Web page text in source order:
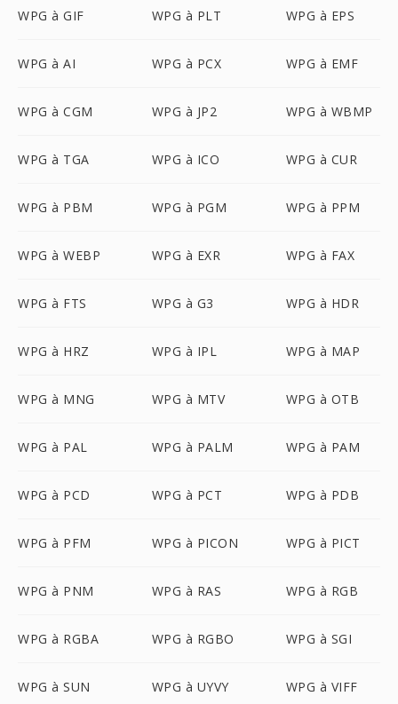
WPG à GIF WPG à PLT WPG à EPS
WPG à AI WPG à PCX WPG à EMF
WPG à CGM WPG à JP2 WPG à WBMP
WPG à TGA WPG à ICO WPG à CUR
WPG à PBM WPG à PGM WPG à PPM
WPG à WEBP WPG à EXR WPG à FAX
WPG à FTS WPG à G3 WPG à HDR
WPG à HRZ WPG à IPL WPG à MAP
WPG à MNG WPG à MTV WPG à OTB
WPG à PAL WPG à PALM WPG à PAM
WPG à PCD WPG à PCT WPG à PDB
WPG à PFM WPG à PICON WPG à PICT
WPG à PNM WPG à RAS WPG à RGB
WPG à RGBA WPG à RGBO WPG à SGI
WPG à SUN WPG à UYVY WPG à VIFF